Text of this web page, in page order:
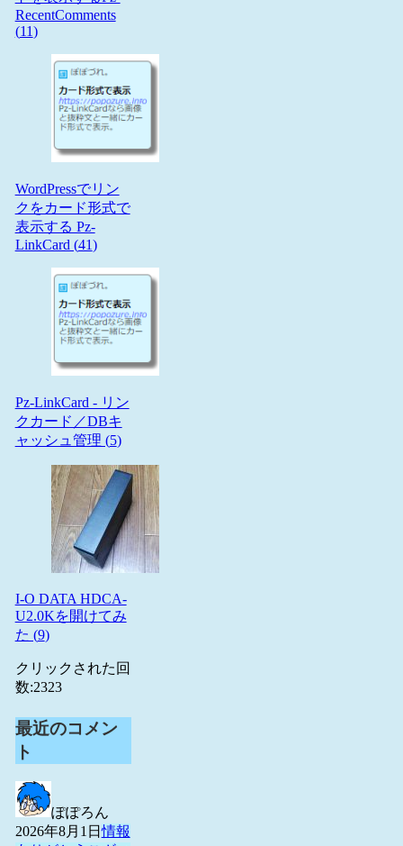
RecentComments
(11)
WordPressでリン
クをカード形式で
表示する Pz-
LinkCard (41)
Pz-LinkCard - リン
クカード／DBキ
ャッシュ管理 (5)
I-O DATA HDCA-
U2.0Kを開けてみ
た (9)
クリックされた回
数:2323
最近のコメン
ト
ぽぽろん
2026年8月1日情報